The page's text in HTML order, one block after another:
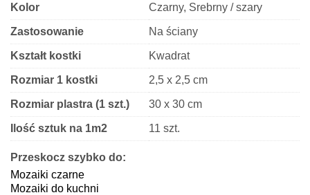
Kolor Czarny, Srebrny / szary
Zastosowanie Na ściany
Kształt kostki Kwadrat
Rozmiar 1 kostki 2,5 x 2,5 cm
Rozmiar plastra (1 szt.) 30 x 30 cm
Ilość sztuk na 1m2 11 szt.
Grubość
Wykończenie
Przeskocz szybko do:
Mozaiki czarne
Mozaiki do kuchni